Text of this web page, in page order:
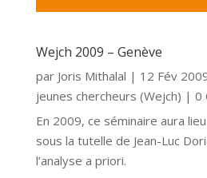
Wejch 2009 – Genève
par Joris Mithalal | 12 Fév
jeunes chercheurs (Wejch) | 0
En 2009, ce séminaire aura
sous la tutelle de Jean-Luc
l’analyse a priori.